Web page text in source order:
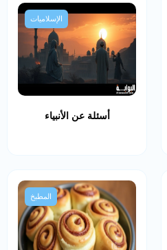
الإسلاميات
أسئلة عن الأنبياء
المطبخ